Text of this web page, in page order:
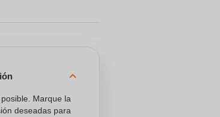
Marque la
deseadas para